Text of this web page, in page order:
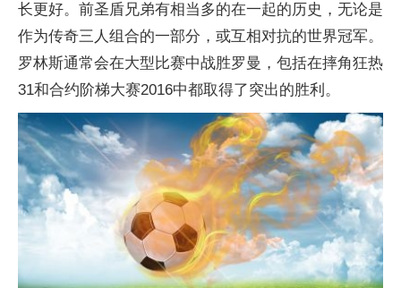
长更好。前圣盾兄弟有相当多的在一起的历史，无论是
作为传奇三人组合的一部分，或互相对抗的世界冠军。
罗林斯通常会在大型比赛中战胜罗曼，包括在摔角狂热
31和合约阶梯大赛2016中都取得了突出的胜利。